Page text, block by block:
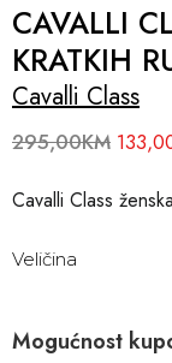
CAVALLI
KRATKIH
Cavalli Class
295,00KM
Cavalli Class
Veličina
Mogućnost